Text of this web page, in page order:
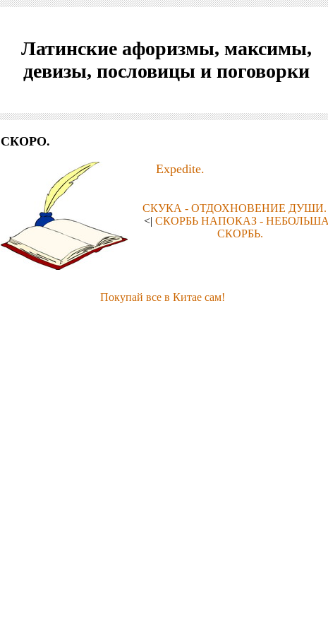
Латинские афоризмы, максимы,
девизы, пословицы и поговорки
СКОРО.
Expedite.
СКУКА - ОТДОХНОВЕНИЕ ДУШИ.
<| СКОРБЬ НАПОКАЗ -
СКОРБЬ.
Покупай все в Китае сам!